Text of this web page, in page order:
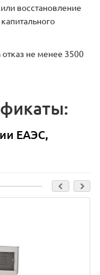
восстановление
отказ не менее 3500
ЕАЭС,